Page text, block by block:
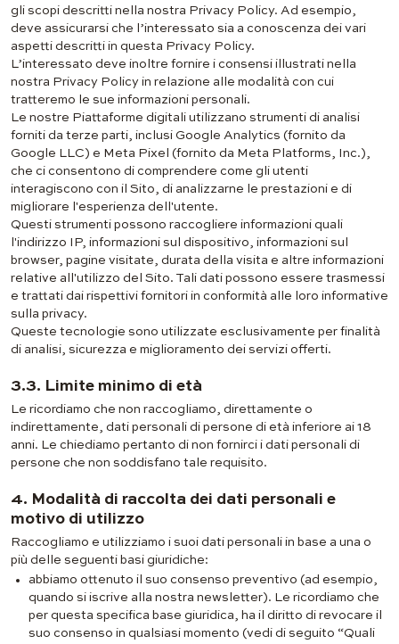
gli scopi descritti nella nostra Privacy Policy. Ad esempio,
deve assicurarsi che l’interessato sia a conoscenza dei vari
aspetti descritti in questa Privacy Policy.
L’interessato deve inoltre fornire i consensi illustrati nella
nostra Privacy Policy in relazione alle modalità con cui
tratteremo le sue informazioni personali.
Le nostre Piattaforme digitali utilizzano strumenti di analisi
forniti da terze parti, inclusi Google Analytics (fornito da
Google LLC) e Meta Pixel (fornito da Meta Platforms, Inc.),
che ci consentono di comprendere come gli utenti
interagiscono con il Sito, di analizzarne le prestazioni e di
migliorare l'esperienza dell'utente.
Questi strumenti possono raccogliere informazioni quali
l'indirizzo IP, informazioni sul dispositivo, informazioni sul
browser, pagine visitate, durata della visita e altre informazioni
relative all'utilizzo del Sito. Tali dati possono essere trasmessi
e trattati dai rispettivi fornitori in conformità alle loro informative
sulla privacy.
Queste tecnologie sono utilizzate esclusivamente per finalità
di analisi, sicurezza e miglioramento dei servizi offerti.
3.3. Limite minimo di età
Le ricordiamo che non raccogliamo, direttamente o
indirettamente, dati personali di persone di età inferiore ai 18
anni. Le chiediamo pertanto di non fornirci i dati personali di
persone che non soddisfano tale requisito.
4. Modalità di raccolta dei dati personali e
motivo di utilizzo
Raccogliamo e utilizziamo i suoi dati personali in base a una o
più delle seguenti basi giuridiche:
abbiamo ottenuto il suo consenso preventivo (ad esempio,
quando si iscrive alla nostra newsletter). Le ricordiamo che
per questa specifica base giuridica, ha il diritto di revocare il
suo consenso in qualsiasi momento (vedi di seguito “Quali